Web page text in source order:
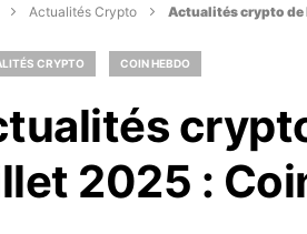
Actualités Crypto Actualités crypto de
CRYPTO COIN HEBDO
2025 :